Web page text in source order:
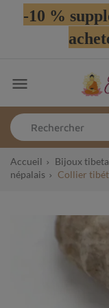
-10 %

Accueil Bijoux
népalais
Collier